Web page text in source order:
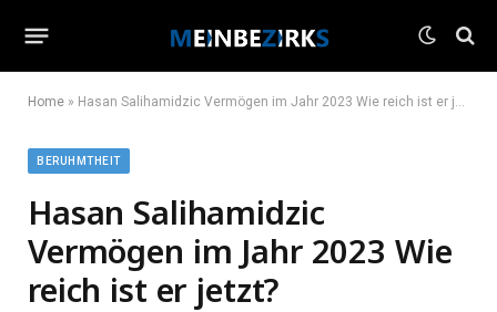
Home » Hasan Salihamidzic Vermögen im Jahr 2023 Wie reich ist er jetzt?
BERUHMTHEIT
Hasan Salihamidzic
Vermögen im Jahr 2023 Wie
reich ist er jetzt?